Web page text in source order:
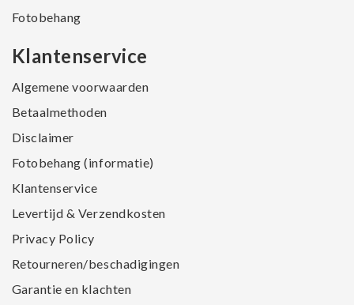
Fotobehang
Klantenservice
Algemene voorwaarden
Betaalmethoden
Disclaimer
Fotobehang (informatie)
Klantenservice
Levertijd & Verzendkosten
Privacy Policy
Retourneren/beschadigingen
Garantie en klachten